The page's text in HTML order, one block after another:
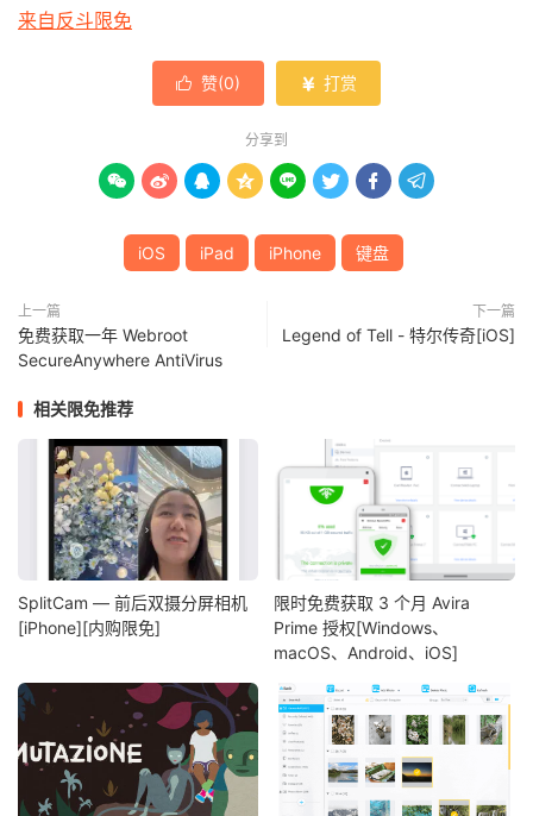
来自反斗限免
 赞(0)  打赏
分享到
       
iOS iPad iPhone 键盘
上一篇
免费获取一年 Webroot
SecureAnywhere AntiVirus
下一篇
Legend of Tell - 特尔传奇[iOS]
相关限免推荐
SplitCam — 前后双摄分屏相机
[iPhone][内购限免]
限时免费获取 3 个月 Avira
Prime 授权[Windows、
macOS、Android、iOS]